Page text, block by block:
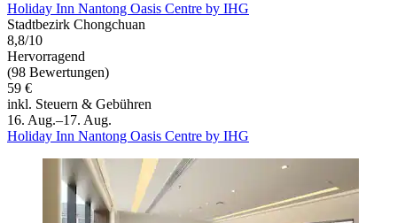
Holiday Inn Nantong Oasis Centre by IHG
Stadtbezirk Chongchuan
8,8/10
Hervorragend
(98 Bewertungen)
59 €
inkl. Steuern & Gebühren
16. Aug.–17. Aug.
Holiday Inn Nantong Oasis Centre by IHG